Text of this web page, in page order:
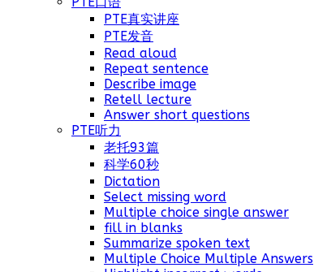
PTE真实讲座
PTE发音
Read aloud
Repeat sentence
Describe image
Retell lecture
Answer short questions
PTE听力
老托93篇
科学60秒
Dictation
Select missing word
Multiple choice single answer
fill in blanks
Summarize spoken text
Multiple Choice Multiple Answers